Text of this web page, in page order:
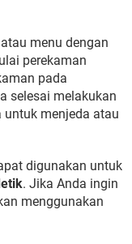
atau menu dengan
perekaman
pada
selesai melakukan
untuk menjeda atau
digunakan untuk
. Jika Anda ingin
menggunakan